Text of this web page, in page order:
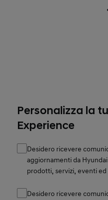
Personalizza la
Experience
Desidero ricevere
aggiornamenti da
prodotti, servizi, eventi
Desidero ricevere